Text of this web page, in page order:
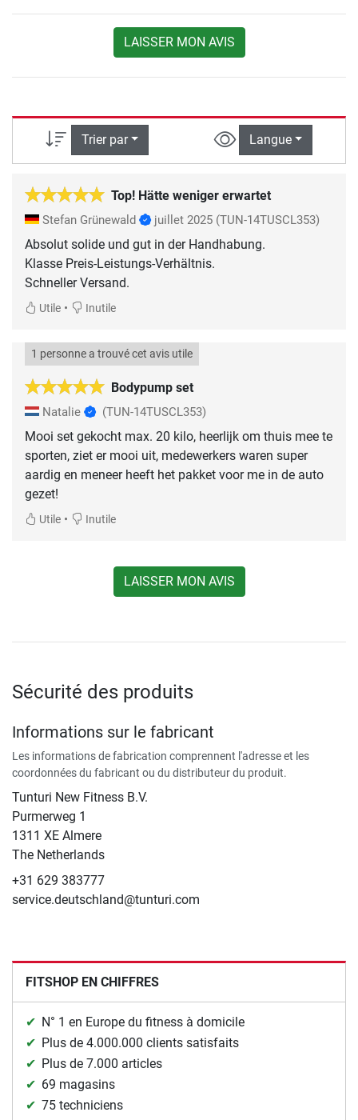
LAISSER MON AVIS
Trier par Langue
Top! Hätte weniger erwartet
Stefan Grünewald juillet 2025 (TUN-14TUSCL353)
Absolut solide und gut in der Handhabung.
Klasse Preis-Leistungs-Verhältnis.
Schneller Versand.
Utile • Inutile
Bodypump set
1 personne a trouvé cet avis utile
Natalie (TUN-14TUSCL353)
Mooi set gekocht max. 20 kilo, heerlijk om thuis mee te
sporten, ziet er mooi uit, medewerkers waren super
aardig en meneer heeft het pakket voor me in de auto
gezet!
Utile • Inutile
LAISSER MON AVIS
Sécurité des produits
Informations sur le fabricant
Les informations de fabrication comprennent l'adresse et les
coordonnées du fabricant ou du distributeur du produit.
Tunturi New Fitness B.V.
​Purmerweg 1
1311 XE Almere
The Netherlands
+31 629 383777
service.deutschland@tunturi.com
FITSHOP EN CHIFFRES
N° 1 en Europe du fitness à domicile
Plus de 4.000.000 clients satisfaits
Plus de 7.000 articles
69 magasins
75 techniciens